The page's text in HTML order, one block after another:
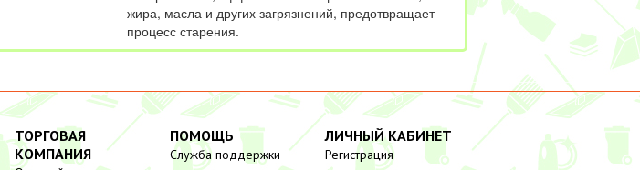
жира, масла и других загрязнений, предотвращает
процесс старения.
ТОРГОВАЯ
КОМПАНИЯ
ПОМОЩЬ
Служба поддержки
ЛИЧНЫЙ КАБИНЕТ
Регистрация